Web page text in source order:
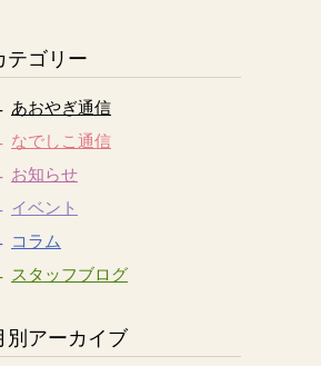
テゴリー
あおやぎ通信
なでしこ通信
お知らせ
イベント
コラム
スタッフブログ
別アーカイブ